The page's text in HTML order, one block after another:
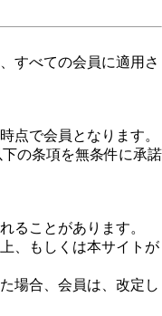
すべての会員に適用さ
点で会員となります。
の条項を無条件に承諾
ることがあります。
、もしくは本サイトが
場合、会員は、改定し